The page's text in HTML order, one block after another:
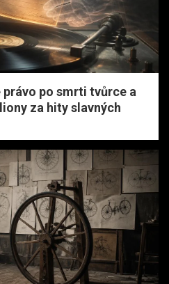
po smrti tvůrce a
za hity slavných